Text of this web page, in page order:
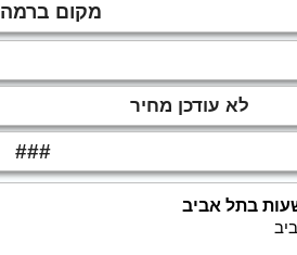
מקום ברמה
לא עודכן מחיר
###
בתל אביב